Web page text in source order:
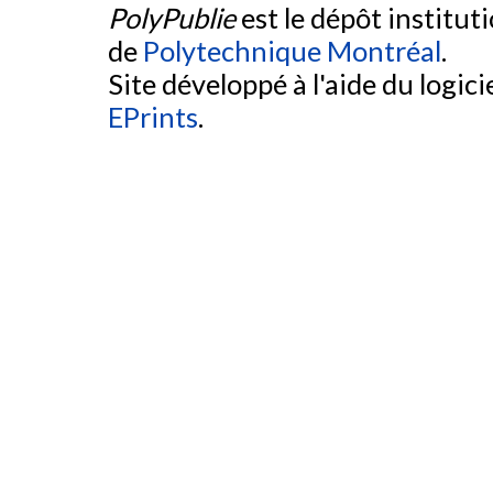
PolyPublieest le dépôt
de Polytechnique Montréal.
Site développé à l'aide du
EPrints.